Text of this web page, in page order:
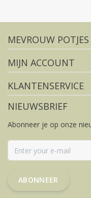
MEVROUW POTJES
MIJN ACCOUNT
KLANTENSERVICE
NIEUWSBRIEF
Abonneer je op onze
ABONNEER